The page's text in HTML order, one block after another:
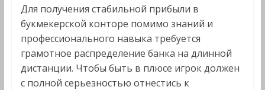
Для получения стабильной прибыли в
букмекерской конторе помимо знаний и
профессионального навыка требуется
грамотное распределение банка на длинной
дистанции. Чтобы быть в плюсе игрок должен
с полной серьезностью отнестись к